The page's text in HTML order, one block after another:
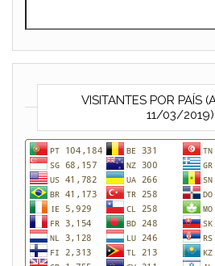
VISITANTES POR PAÍS
11/03/2019)